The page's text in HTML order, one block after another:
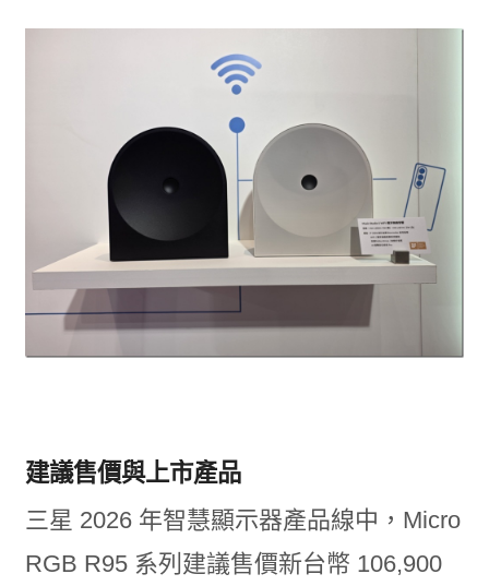
建議售價與上市產品
三星 2026 年智慧顯示器產品線中，Micro
RGB R95 系列建議售價新台幣 106,900